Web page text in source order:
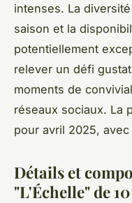
intenses. La
saison et la
potentiellement
relever un défi
moments de
réseaux sociaux. La
pour avril 2025,
Détails et
"L'Échelle" de